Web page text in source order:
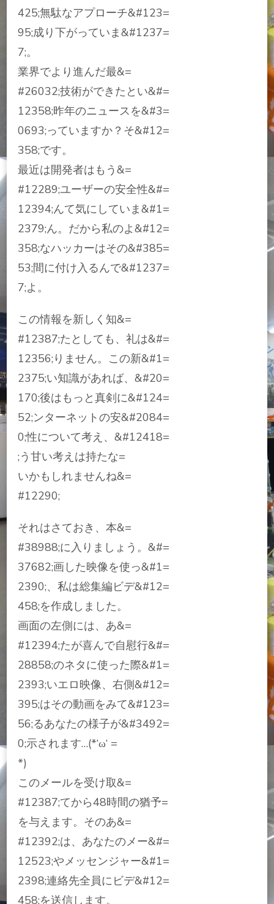
425;無駄なアプローチ&#123=
95;成り下がっていま&#1237=
7;。
業界でより進んだ最&=
#26032;技術ができたとい&#=
12358;昨年のニュースを&#3=
0693;っていますか？そ&#12=
358;です。
最近は開発者はもう&=
#12289;ユーザーの安全性&#=
12394;んて気にしていま&#1=
2379;ん。だから私のよ&#12=
358;なハッカーはその&#385=
53;間に付け入るんで&#1237=
7;よ。
この情報を新しく知&=
#12387;たとしても、礼は&#=
12356;りません。この新&#1=
2375;い知識があれば、&#20=
170;後はもっと真剣に&#124=
52;ンターネットの安&#2084=
0;性について考え、&#12418=
;う甘い考えは持たな=
いかもしれませんね&=
#12290;
それはさておき、本&=
#38988;に入りましょう。&#=
37682;画した映像を使っ&#1=
2390;、私は総集編ビデ&#12=
458;を作成しました。
画面の左側には、あ&=
#12394;たが喜んで自慰行&#=
28858;のネタに使った際&#1=
2393;いエロ映像、右側&#12=
395;はその動画をみて&#123=
56;るあなたの様子が&#3492=
0;示されます…(*‘ω‘ =
*)
このメールを受け取&=
#12387;てから48時間の猶予=
を与えます。そのあ&=
#12392;は、あなたのメー&#=
12523;やメッセンジャー&#1=
2398;連絡先全員にビデ&#12=
458;を送信します。